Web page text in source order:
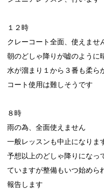
１２時
クレーコート全面、使えませ
朝のどしゃ降りが嘘のように
水が溜まり１から３番も柔ら
コート使用は難しそうです
８時
雨の為、全面使えません
一般レッスンも中止になりま
予想以上のどしゃ降りになっ
ていますが整備もいつ始めら
報告します